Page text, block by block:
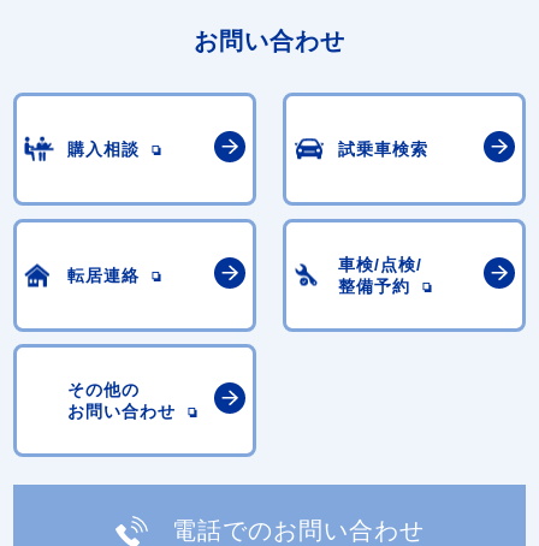
お問い合わせ
購入相談 試乗車検索
転居連絡
車検/点検/
整備予約
その他の
お問い合わせ
電話でのお問い合わせ